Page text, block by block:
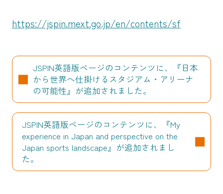
https://jspin.mext.go.jp/en/contents/sf
JSPIN英語版ページのコンテンツに、『日本
から世界へ仕掛けるスタジアム・アリーナ
の可能性』が追加されました。
JSPIN英語版ページのコンテンツに、『My
experience in Japan and perspective on the
Japan sports landscape』が追加されまし
た。